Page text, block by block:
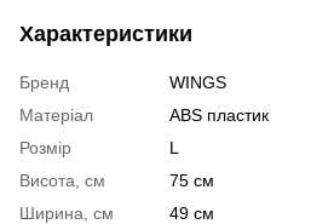
Характеристики
Бренд
WINGS
Матеріал
ABS пластик
Розмір
L
Висота, см
75 см
Ширина, см
49 см